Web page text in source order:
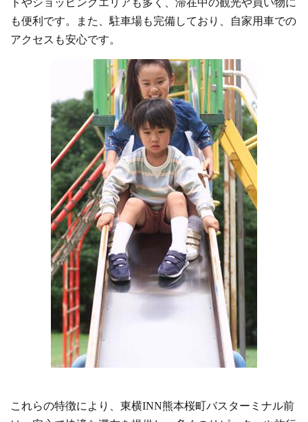
トやショッピングエリアも多く、滞在中の観光や買い物に
も便利です。また、駐車場も完備しており、自家用車での
アクセスも安心です。
これらの特徴により、東横INN熊本桜町バスターミナル前